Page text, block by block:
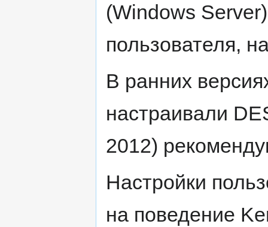
(Windows
пользователя,
В ранних
настраивали
2012)
Настройки
на поведение